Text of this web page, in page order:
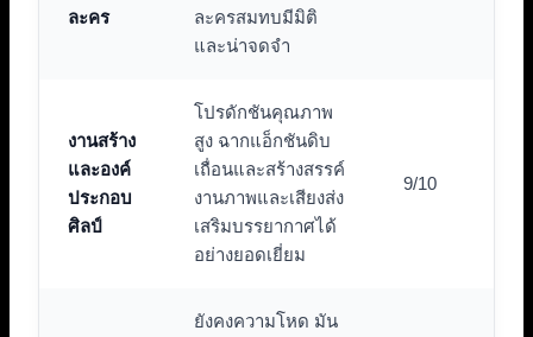
ละคร
ละครสมทบมีมิติ
และน่าจดจำ
งานสร้าง
และองค์
ประกอบ
ศิลป์
โปรดักชันคุณภาพ
สูง ฉากแอ็กชันดิบ
เถื่อนและสร้างสรรค์
งานภาพและเสียงส่ง
เสริมบรรยากาศได้
อย่างยอดเยี่ยม
9/10
ยังคงความโหด มัน